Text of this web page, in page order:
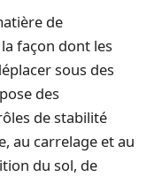
de
façon dont les
sous des
des
de stabilité
au carrelage et au
du sol, de